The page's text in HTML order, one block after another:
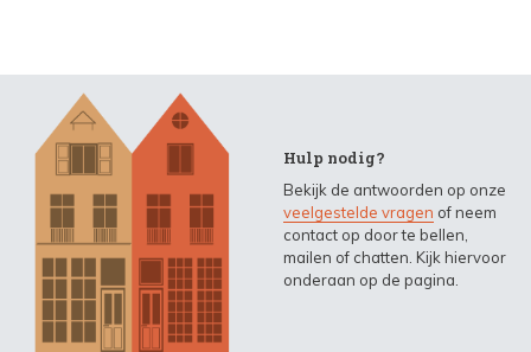
Hulp nodig?
Bekijk de antwoorden op onze
veelgestelde vragen of neem
contact op door te bellen,
mailen of chatten. Kijk hiervoor
onderaan op de pagina.